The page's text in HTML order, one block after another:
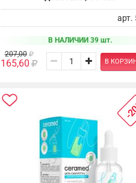
арт.
В НАЛИЧИИ 39 шт.
207,00
165,60 В
-